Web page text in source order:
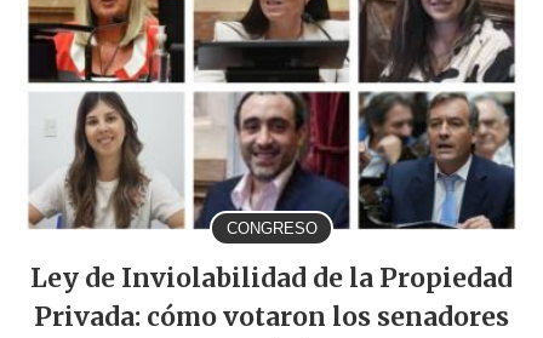
CONGRESO
Ley de Inviolabilidad de la Propiedad
Privada: cómo votaron los senadores